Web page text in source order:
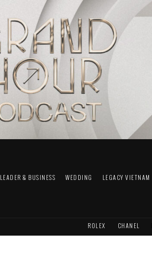
LEADER & BUSINESS WEDDING LEGACY VIETNAM
ROLEX CHANEL